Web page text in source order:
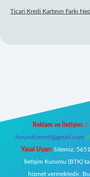
Ticari Kredi Kartının Farkı
Reklam ve İletişim:
forumhizmeti@gmail.com
Yasal Uyarı: Sitemiz,
İletişim Kurumu (BTK)
hizmet vermektedir.